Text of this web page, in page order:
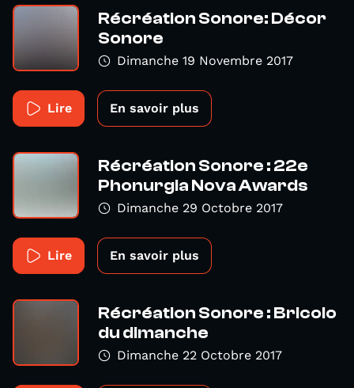
Récréation Sonore: Décor
Sonore
Dimanche 19 Novembre 2017
Lire En savoir plus
Récréation Sonore : 22e
Phonurgia Nova Awards
Dimanche 29 Octobre 2017
Lire En savoir plus
Récréation Sonore : Bricolo
du dimanche
Dimanche 22 Octobre 2017